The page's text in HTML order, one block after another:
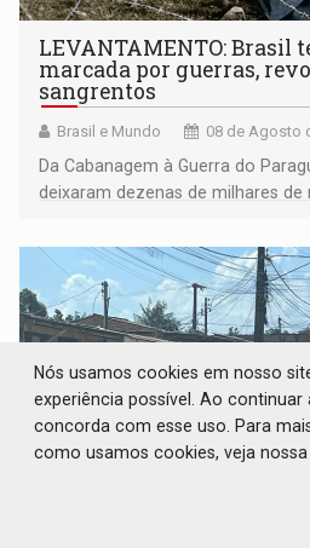
LEVANTAMENTO: Brasil
marcada por guerras,
sangrentos
Brasil e Mundo 08 de Agosto
Da Cabanagem à Guerra do
deixaram dezenas de milhares
territoriais e sociais
Nós usamos cookies em nosso
experiência possível. Ao continuar
concorda com esse uso. Para
como usamos cookies, veja nossa